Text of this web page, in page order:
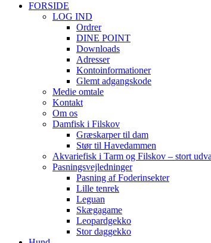
FORSIDE
LOG IND
Ordrer
DINE POINT
Downloads
Adresser
Kontoinformationer
Glemt adgangskode
Medie omtale
Kontakt
Om os
Damfisk i Filskov
Græskarper til dam
Stør til Havedammen
Akvariefisk i Tarm og Filskov – stort
Pasningsvejledninger
Pasning af Foderinsekter
Lille tenrek
Leguan
Skægagame
Leopardgekko
Stor daggekko